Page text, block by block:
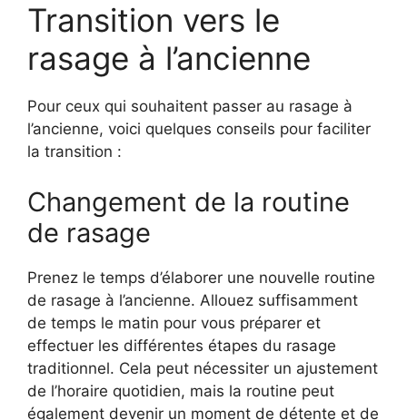
Transition vers le
rasage à l’ancienne
Pour ceux qui souhaitent passer au rasage à
l’ancienne, voici quelques conseils pour faciliter
la transition :
Changement de la routine
de rasage
Prenez le temps d’élaborer une nouvelle routine
de rasage à l’ancienne. Allouez suffisamment
de temps le matin pour vous préparer et
effectuer les différentes étapes du rasage
traditionnel. Cela peut nécessiter un ajustement
de l’horaire quotidien, mais la routine peut
également devenir un moment de détente et de